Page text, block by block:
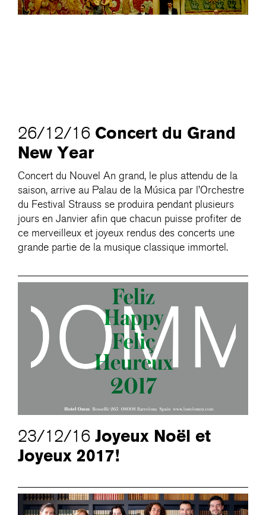
26/12/16 Concert du Grand
New Year
Concert du Nouvel An grand, le plus attendu de la
saison, arrive au Palau de la Música par l’Orchestre
du Festival Strauss se produira pendant plusieurs
jours en Janvier afin que chacun puisse profiter de
ce merveilleux et joyeux rendus des concerts une
grande partie de la musique classique immortel.
23/12/16 Joyeux Noël et
Joyeux 2017!